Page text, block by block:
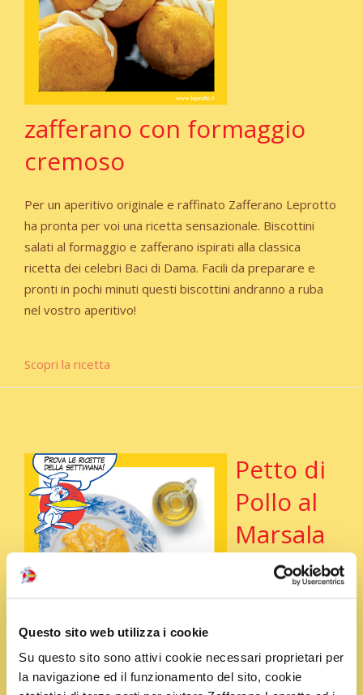
Questo sito web utilizza i cookie
Su questo sito sono attivi cookie necessari proprietari per
la navigazione ed il funzionamento del sito, cookie
zafferano con formaggio
cremoso
Per un aperitivo originale e raffinato Zafferano Leprotto
ha pronta per voi una ricetta sensazionale. Biscottini
salati al formaggio e zafferano ispirati alla classica
ricetta dei celebri Baci di Dama. Facili da preparare e
pronti in pochi minuti questi biscottini andranno a ruba
nel vostro aperitivo!
Scopri la ricetta
Petto di
Pollo al
Marsala
in salsa
allo
Zafferano